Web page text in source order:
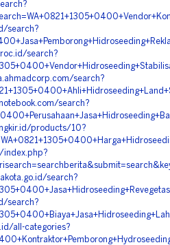
search?
search?
search?
search?
products/10?
search?
search?
all-categories?